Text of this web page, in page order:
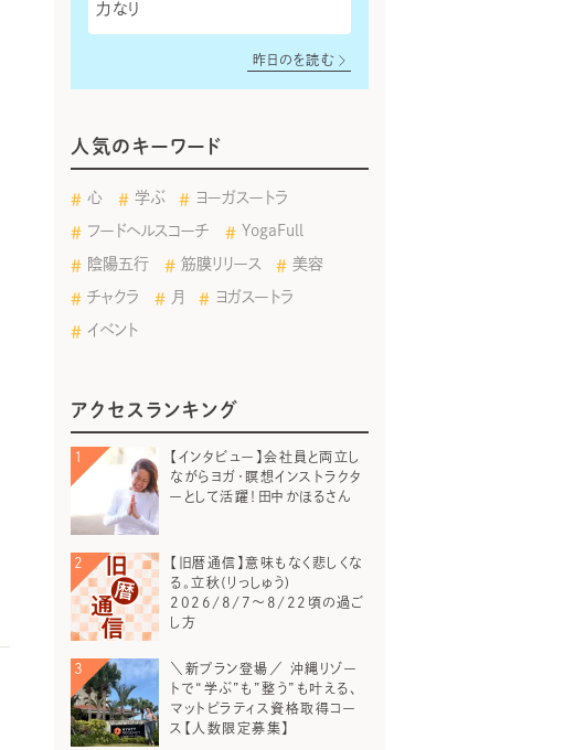
力なり
昨日のを読む
人気のキーワード
心 学ぶ ヨーガスートラ
フードヘルスコーチ YogaFull
陰陽五行 筋膜リリース 美容
チャクラ 月 ヨガスートラ
イベント
アクセスランキング
【インタビュー】会社員と両立し
ながらヨガ・瞑想インストラクタ
ーとして活躍！田中かほるさん
【旧暦通信】意味もなく悲しくな
る。立秋(りっしゅう)
2026/8/7～8/22頃の過ご
し方
＼新プラン登場／ 沖縄リゾー
トで“学ぶ”も”整う”も叶える、
マットピラティス資格取得コー
ス【人数限定募集】